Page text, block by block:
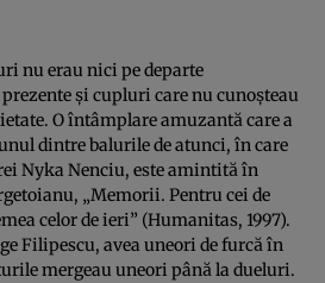
nu erau nici pe departe
şi cupluri care nu cunoşteau
O întâmplare amuzantă care a
dintre balurile de atunci, în care
Nyka Nenciu, este amintită în
„Memorii. Pentru cei de
celor de ieri” (Humanitas, 1997).
Filipescu, avea uneori de furcă în
mergeau uneori până la dueluri.